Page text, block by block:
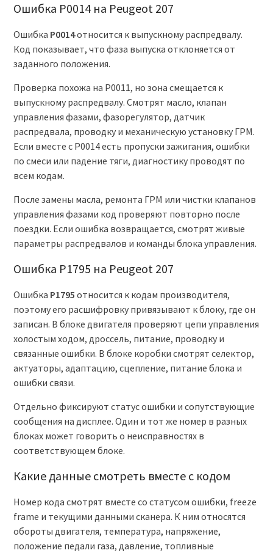
Ошибка P0014 на Peugeot 207
Ошибка P0014относится к выпускному распредвалу.
Код показывает, что фаза выпуска отклоняется от
заданного положения.
Проверка похожа на P0011, но зона смещается к
выпускному распредвалу. Смотрят масло, клапан
управления фазами, фазорегулятор, датчик
распредвала, проводку и механическую установку ГРМ.
Если вместе с P0014 есть пропуски зажигания, ошибки
по смеси или падение тяги, диагностику проводят по
всем кодам.
После замены масла, ремонта ГРМ или чистки клапанов
управления фазами код проверяют повторно после
поездки. Если ошибка возвращается, смотрят живые
параметры распредвалов и команды блока управления.
Ошибка P1795 на Peugeot 207
Ошибка P1795 относится к кодам производителя,
поэтому его расшифровку привязывают к блоку, где он
записан. В блоке двигателя проверяют цепи управления
холостым ходом, дроссель, питание, проводку и
связанные ошибки. В блоке коробки смотрят селектор,
актуаторы, адаптацию, сцепление, питание блока и
ошибки связи.
Отдельно фиксируют статус ошибки и сопутствующие
сообщения на дисплее. Один и тот же номер в разных
блоках может говорить о неисправностях в
соответствующем блоке.
Какие данные смотреть вместе с кодом
Номер кода смотрят вместе со статусом ошибки, freeze
frame и текущими данными сканера. К ним относятся
обороты двигателя, температура, напряжение,
положение педали газа, давление, топливные